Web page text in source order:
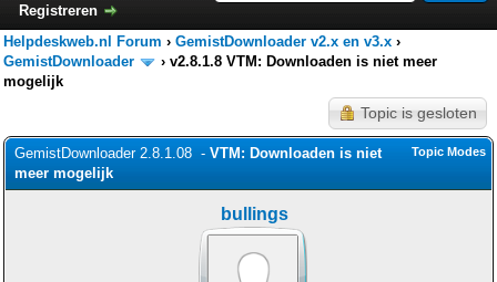
Foutcodes
GemistDownloader*
Registreren
Helpdeskweb.nl Forum › GemistDownloader v2.x en v3.x ›
GemistDownloader
› v2.8.1.8 VTM: Downloaden is niet meer
mogelijk
Topic is gesloten
Topic Modes
GemistDownloader 2.8.1.08 - VTM: Downloaden is niet
meer mogelijk
bullings